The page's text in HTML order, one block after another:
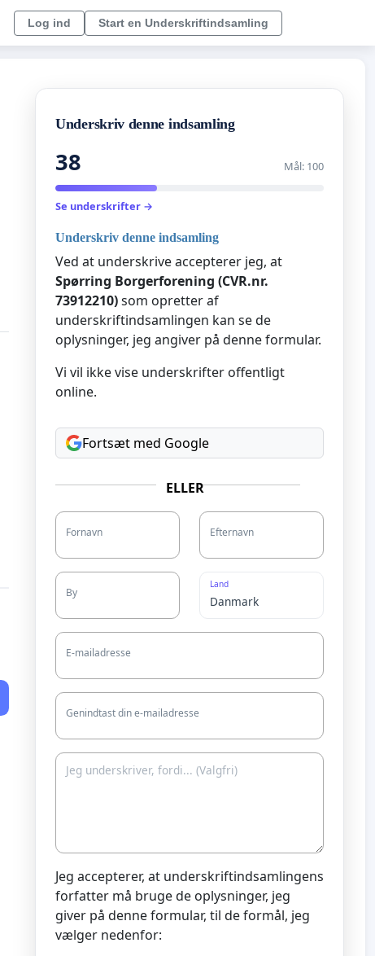
Log ind Start en Underskriftindsamling
Underskriv denne indsamling
38 Mål: 100
Se underskrifter →
Underskriv denne indsamling
Ved at underskrive accepterer jeg, at
Spørring Borgerforening (CVR.nr.
73912210)som opretter af
underskriftindsamlingen kan se de
oplysninger, jeg angiver på denne formular.
Vi vil ikke vise underskrifter offentligt
online.
Fortsæt med Google
ELLER
Fornavn Efternavn
By
Land
E-mailadresse
Genindtast din e-mailadresse
Jeg accepterer, at underskriftindsamlingens
forfatter må bruge de oplysninger, jeg
giver på denne formular, til de formål, jeg
vælger nedenfor: